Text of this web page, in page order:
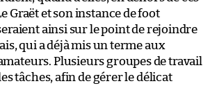
Graët et son instance de foot
ainsi sur le point de rejoindre
qui a déjà mis un terme aux
Plusieurs groupes de travail
tâches, afin de gérer le délicat